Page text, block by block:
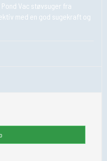
Vac støvsuger fra
med en god sugekraft og